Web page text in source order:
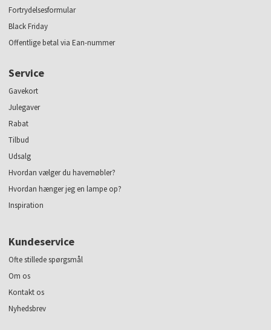
Fortrydelsesformular
Black Friday
Offentlige betal via Ean-nummer
Service
Gavekort
Julegaver
Rabat
Tilbud
Udsalg
Hvordan vælger du havemøbler?
Hvordan hænger jeg en lampe op?
Inspiration
Kundeservice
Ofte stillede spørgsmål
Om os
Kontakt os
Nyhedsbrev